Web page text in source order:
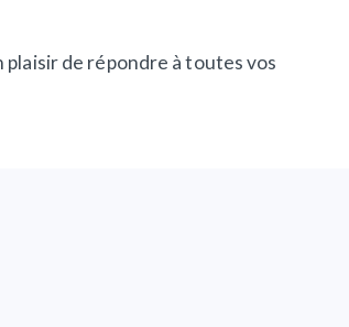
plaisir de répondre à toutes vos